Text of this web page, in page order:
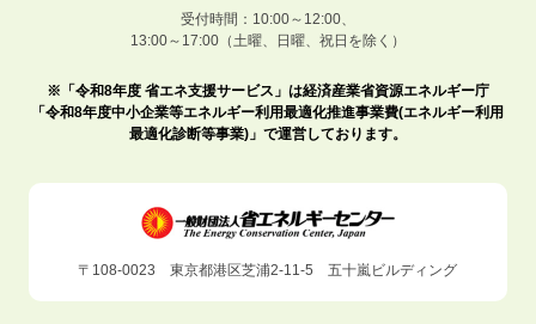
受付時間：10:00～12:00、
13:00～17:00（土曜、日曜、祝日を除く）
※「令和8年度 省エネ支援サービス」は経済産業省資源エネルギー庁
「令和8年度中小企業等エネルギー利用最適化推進事業費(エネルギー利用
最適化診断等事業)」で運営しております。
〒108-0023 東京都港区芝浦2-11-5 五十嵐ビルディング